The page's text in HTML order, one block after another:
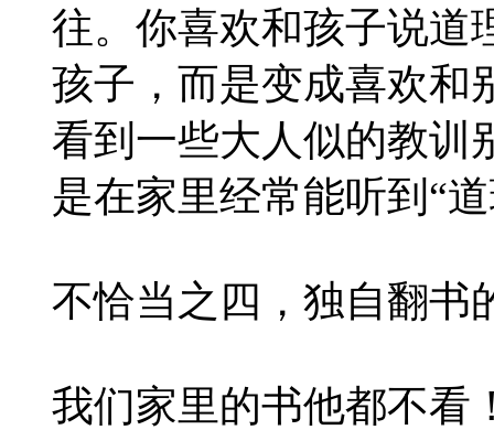
往。你喜欢和孩子说道
孩子，而是变成喜欢和
看到一些大人似的教训
是在家里经常能听到“
不恰当之四，独自翻书
我们家里的书他都不看